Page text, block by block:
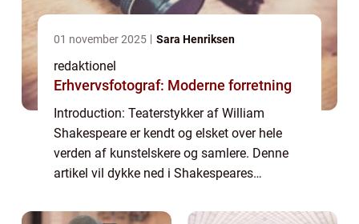
01 november 2025 Sara Henriksen
redaktionel
Erhvervsfotograf: Moderne forretning
Introduction: Teaterstykker af William
Shakespeare er kendt og elsket over hele
verden af kunstelskere og samlere. Denne
artikel vil dykke ned i Shakespeares
stadig fanger vores opmærksomhed og